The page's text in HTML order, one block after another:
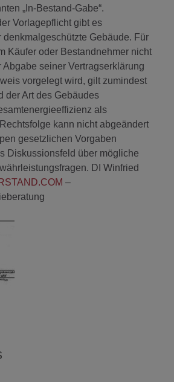
„In-Bestand-Gabe“.
Vorlagepflicht gibt es
denkmalgeschützte Gebäude. Für
Käufer oder Bestandnehmer nicht
Abgabe seiner Vertragserklärung
vorgelegt wird, gilt zumindest
der Art des Gebäudes
als
kann nicht abgeändert
gesetzlichen Vorgaben
Diskussionsfeld über mögliche
DI Winfried
–